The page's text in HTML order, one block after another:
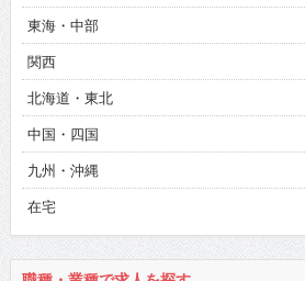
東海・中部
関西
北海道・東北
中国・四国
九州・沖縄
在宅